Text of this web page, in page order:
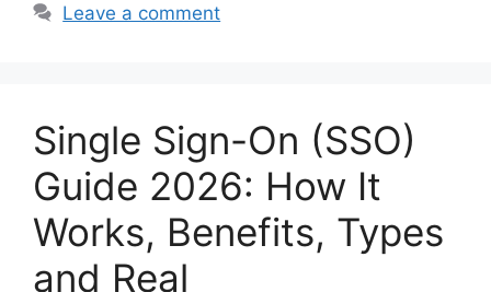
Leave a comment
Single Sign-On (SSO)
Guide 2026: How It
Works, Benefits, Types
and Real